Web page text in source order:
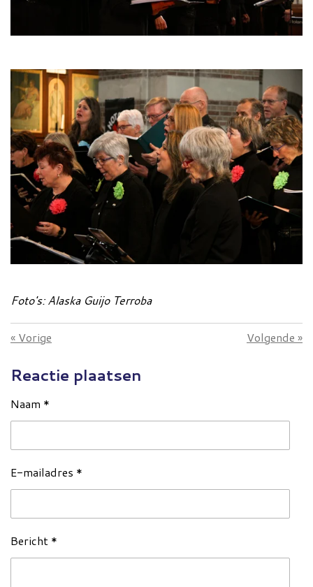
Foto's:Alaska Guijo Terroba
« Vorige Volgende »
Reactie plaatsen
Naam *
E-mailadres *
Bericht *